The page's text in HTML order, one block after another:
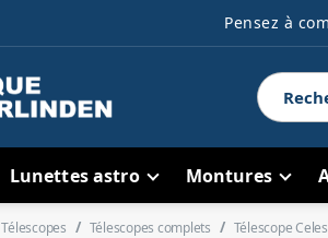
Pensez à
Lunettes astro Montures
Télescopes Télescopes complets Télescope